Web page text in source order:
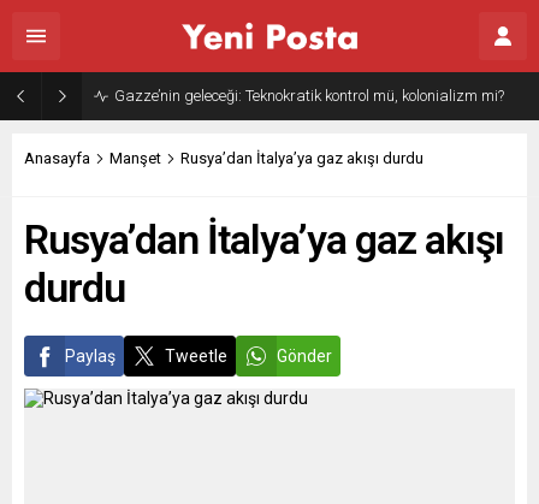
Gazze’nin geleceği: Teknokratik kontrol mü, kolonializm mi?
Anasayfa Manşet Rusya’dan İtalya’ya gaz akışı durdu
Rusya’dan İtalya’ya gaz akışı
durdu
Paylaş Tweetle Gönder